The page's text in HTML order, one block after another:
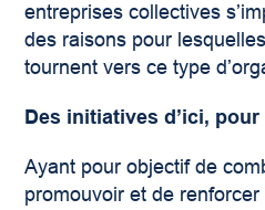
entreprises collectives
des raisons pour
tournent vers ce type
Des initiatives d’ici,
Ayant pour objectif de
promouvoir et de renforcer